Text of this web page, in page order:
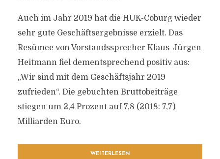
Auch im Jahr 2019 hat die HUK-Coburg wieder
sehr gute Geschäftsergebnisse erzielt. Das
Resümee von Vorstandssprecher Klaus-Jürgen
Heitmann fiel dementsprechend positiv aus:
„Wir sind mit dem Geschäftsjahr 2019
zufrieden“. Die gebuchten Bruttobeiträge
stiegen um 2,4 Prozent auf 7,8 (2018: 7,7)
Milliarden Euro.
WEITERLESEN